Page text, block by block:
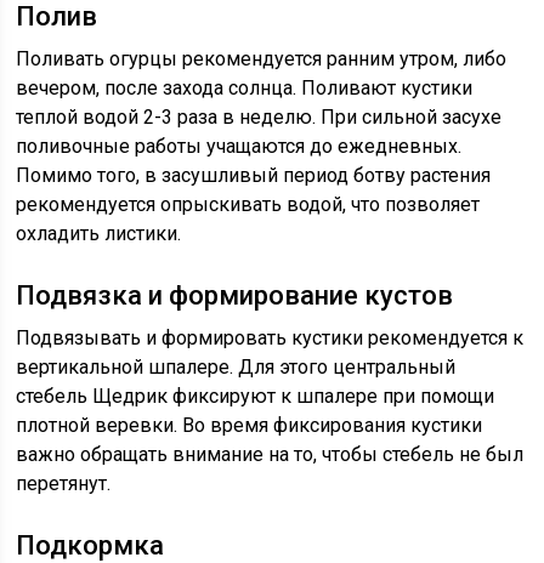
Полив
Поливать огурцы рекомендуется ранним утром, либо
вечером, после захода солнца. Поливают кустики
теплой водой 2-3 раза в неделю. При сильной засухе
поливочные работы учащаются до ежедневных.
Помимо того, в засушливый период ботву растения
рекомендуется опрыскивать водой, что позволяет
охладить листики.
Подвязка и формирование кустов
Подвязывать и формировать кустики рекомендуется к
вертикальной шпалере. Для этого центральный
стебель Щедрик фиксируют к шпалере при помощи
плотной веревки. Во время фиксирования кустики
важно обращать внимание на то, чтобы стебель не был
перетянут.
Подкормка